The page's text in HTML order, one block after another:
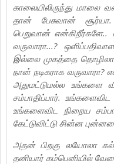
காலையிலிருந்து
தான் பேசுவான்
பெறுவான்
வருவாரா...?
இல்லை முகத்தை
நான் நடிகராக
அதுமட்டுமல்ல உங்களை
சம்பாதிப்பார்.
உங்களைவிட நிறைய
கேட்டுவிட்டு சின்ன
அதன் பிறகு லயோலா
தனியார் கம்பெனியில்